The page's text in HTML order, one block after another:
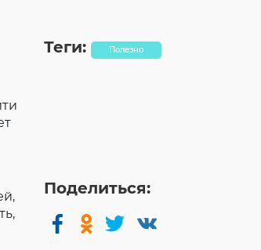
Теги: Полезно
Поделиться: